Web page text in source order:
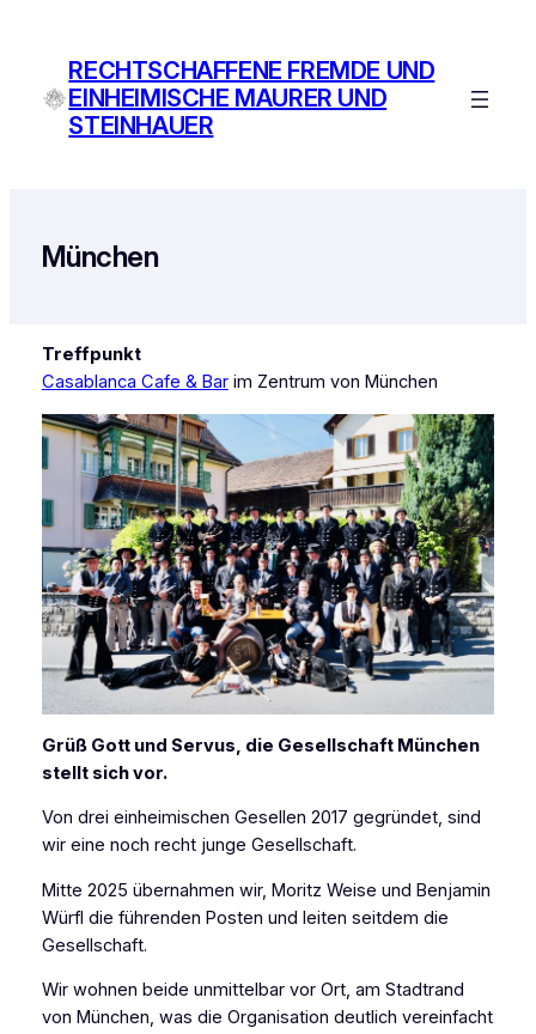
springenRECHTSCHAFFENE FREMDE UND
EINHEIMISCHE MAURER UND
STEINHAUER
München
Treffpunkt
Casablanca Cafe & Barim Zentrum von München
Grüß Gott und Servus, die Gesellschaft München
stellt sich vor.
Von drei einheimischen Gesellen 2017 gegründet, sind
wir eine noch recht junge Gesellschaft.
Mitte 2025 übernahmen wir, Moritz Weise und Benjamin
Würfl die führenden Posten und leiten seitdem die
Gesellschaft.
Wir wohnen beide unmittelbar vor Ort, am Stadtrand
von München, was die Organisation deutlich vereinfacht